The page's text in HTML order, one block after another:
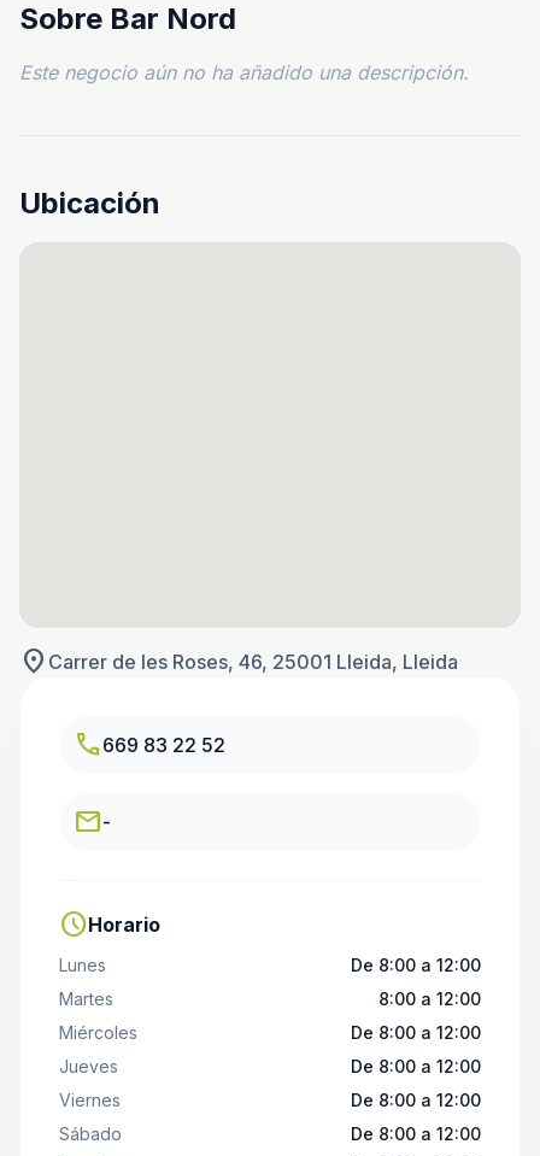
Sobre Bar Nord
Este negocio aún no ha añadido una descripción.
Ubicación
location_on Carrer de les Roses, 46, 25001 Lleida, Lleida
call669 83 22 52
email-
scheduleHorario
Lunes
De 8:00 a 12:00
Martes
8:00 a 12:00
Miércoles
De 8:00 a 12:00
Jueves
De 8:00 a 12:00
Viernes
De 8:00 a 12:00
Sábado
De 8:00 a 12:00